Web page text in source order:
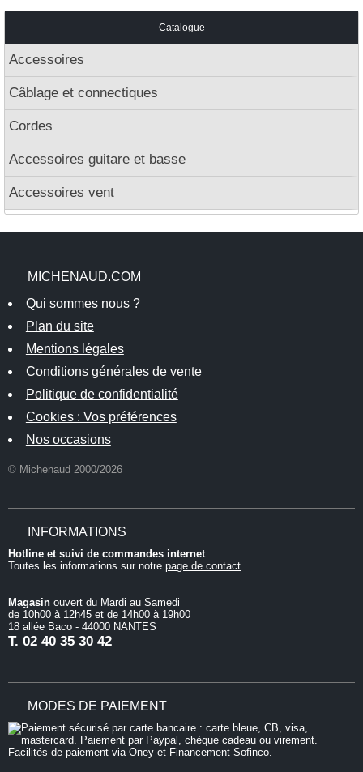
Catalogue
Accessoires
Câblage et connectiques
Cordes
Accessoires guitare et basse
Accessoires vent
MICHENAUD.COM
Qui sommes nous ?
Plan du site
Mentions légales
Conditions générales de vente
Politique de confidentialité
Cookies : Vos préférences
Nos occasions
© Michenaud 2000/2026
INFORMATIONS
Hotline et suivi de commandes internet
Toutes les informations sur notre page de contact
Magasin ouvert du Mardi au Samedi
de 10h00 à 12h45 et de 14h00 à 19h00
18 allée Baco - 44000 NANTES
T. 02 40 35 30 42
MODES DE PAIEMENT